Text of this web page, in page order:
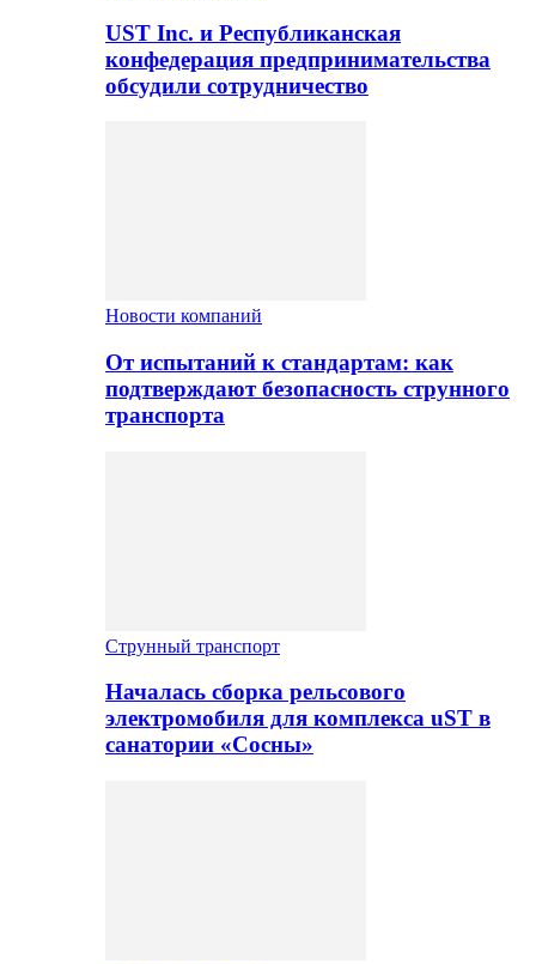
UST Inc. и Республиканская
конфедерация предпринимательства
обсудили сотрудничество
Новости компаний
От испытаний к стандартам: как
подтверждают безопасность струнного
транспорта
Струнный транспорт
Началась сборка рельсового
электромобиля для комплекса uST в
санатории «Сосны»